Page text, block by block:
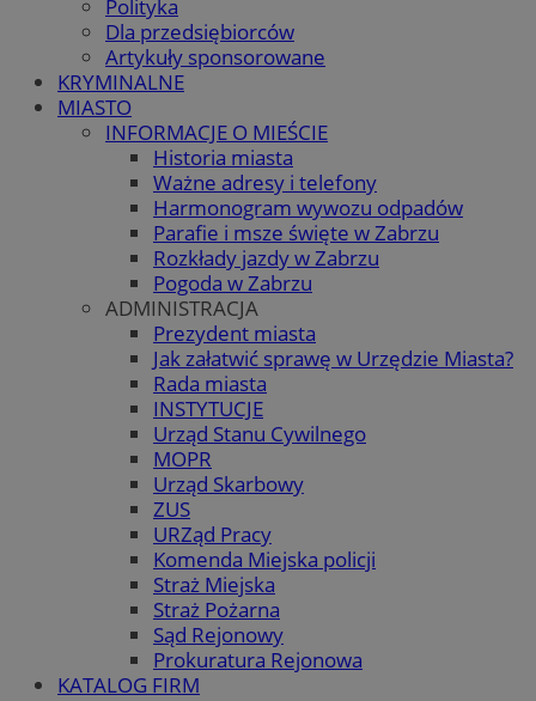
Polityka
Dla przedsiębiorców
Artykuły sponsorowane
KRYMINALNE
MIASTO
INFORMACJE O MIEŚCIE
Historia miasta
Ważne adresy i telefony
Harmonogram wywozu odpadów
Parafie i msze święte w Zabrzu
Rozkłady jazdy w Zabrzu
Pogoda w Zabrzu
ADMINISTRACJA
Prezydent miasta
Jak załatwić sprawę w Urzędzie Miasta?
Rada miasta
INSTYTUCJE
Urząd Stanu Cywilnego
MOPR
Urząd Skarbowy
ZUS
URZąd Pracy
Komenda Miejska policji
Straż Miejska
Straż Pożarna
Sąd Rejonowy
Prokuratura Rejonowa
KATALOG FIRM